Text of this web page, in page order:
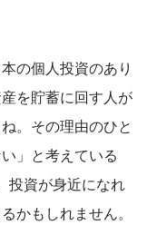
の個人投資のあり
を貯蓄に回す人が
。その理由のひと
」と考えている
投資が身近になれ
かもしれません。